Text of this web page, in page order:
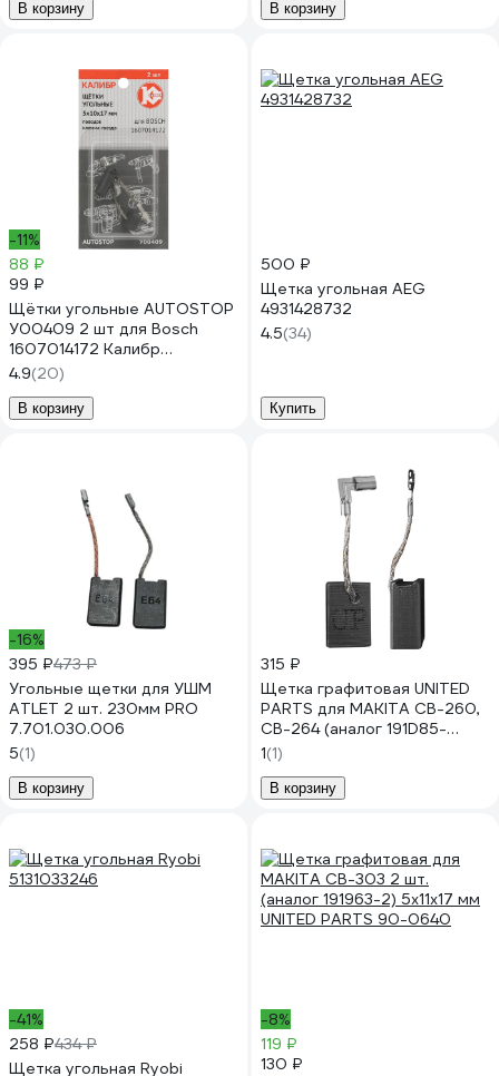
В корзину
PARTS 90-0809
В корзину
-11%
88 ₽
99 ₽
Щётки угольные AUTOSTOP
У00409 2 шт для Bosch
1607014172 Калибр
00000075106
4.9(20)
В корзину
500 ₽
Щетка угольная AEG
4931428732
4.5(34)
Купить
-16%
395 ₽473 ₽
Угольные щетки для УШМ
ATLET 2 шт. 230мм PRO
7.701.030.006
5(1)
В корзину
315 ₽
Щетка графитовая UNITED
PARTS для MAKITA СВ-260,
CB-264 (аналог 191D85-
2/1910M3-7) 7х11х15 мм
АВТОСТОП 90-1412
1(1)
В корзину
-41%
258 ₽434 ₽
Щетка угольная Ryobi
-8%
119 ₽
130 ₽